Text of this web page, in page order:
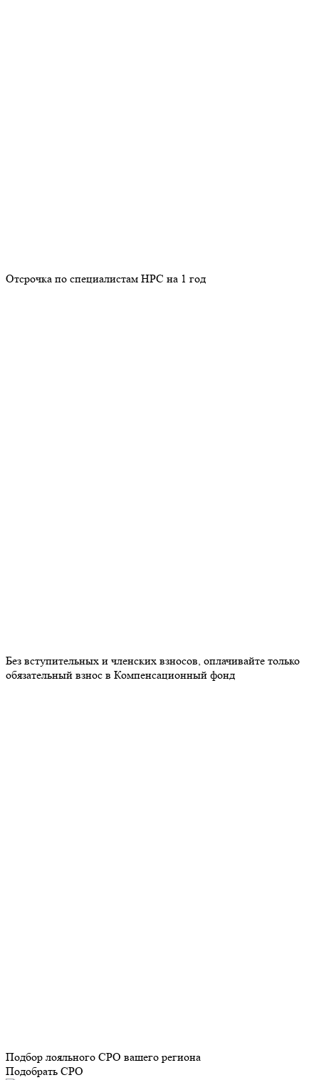
Отсрочка по специалистам НРС на 1 год
Без вступительных и членских взносов, оплачивайте только
обязательный взнос в Компенсационный фонд
Подбор лояльного СРО вашего региона
Подобрать СРО